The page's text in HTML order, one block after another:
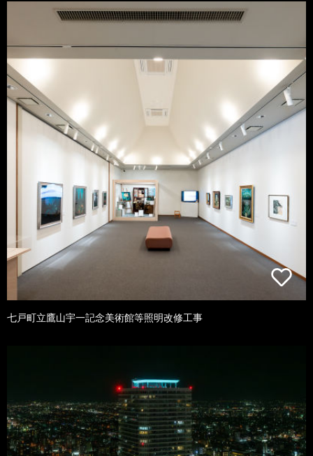
七戸町立鷹山宇一記念美術館等照明改修工事